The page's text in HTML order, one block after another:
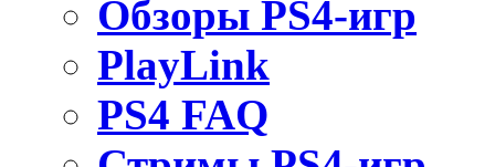
Обзоры PS4-игр
PlayLink
PS4 FAQ